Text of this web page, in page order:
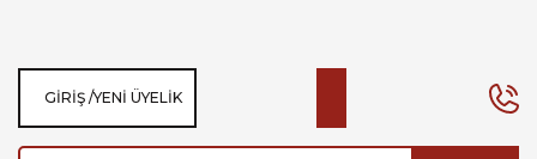
GIRIŞ /YENI ÜYELIK